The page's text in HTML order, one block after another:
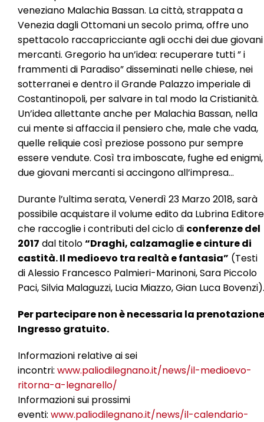
veneziano Malachia Bassan. La città, strappata a
Venezia dagli Ottomani un secolo prima, offre uno
spettacolo raccapricciante agli occhi dei due giovani
mercanti. Gregorio ha un’idea: recuperare tutti ” i
frammenti di Paradiso” disseminati nelle chiese, nei
sotterranei e dentro il Grande Palazzo imperiale di
Costantinopoli, per salvare in tal modo la Cristianità.
Un’idea allettante anche per Malachia Bassan, nella
cui mente si affaccia il pensiero che, male che vada,
quelle reliquie così preziose possono pur sempre
essere vendute. Così tra imboscate, fughe ed
due giovani mercanti si accingono all’impresa…
Durante l’ultima serata, Venerdì 23 Marzo 2018, sarà
possibile acquistare il volume edito da Lubrina Editore
che raccoglie i contributi del ciclo di conferenze del
2017 dal titolo“Draghi, calzamaglie e cinture di
castità. Il medioevo tra realtà e fantasia” (Testi
di Alessio Francesco Palmieri-Marinoni, Sara Piccolo
Paci, Silvia Malaguzzi, Lucia Miazzo, Gian Luca Bovenzi).
Per partecipare non è necessaria la
Ingresso gratuito.
Informazioni relative ai sei
incontri: www.paliodilegnano.it/news/il-medioevo-
ritorna-a-legnarello/
Informazioni sui prossimi
eventi: www.paliodilegnano.it/news/il-calendario-